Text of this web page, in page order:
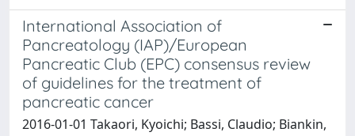
International Association of
Pancreatology (IAP)/European
Pancreatic Club (EPC) consensus review
of guidelines for the treatment of
pancreatic cancer
2016-01-01 Takaori, Kyoichi; Bassi, Claudio; Biankin,